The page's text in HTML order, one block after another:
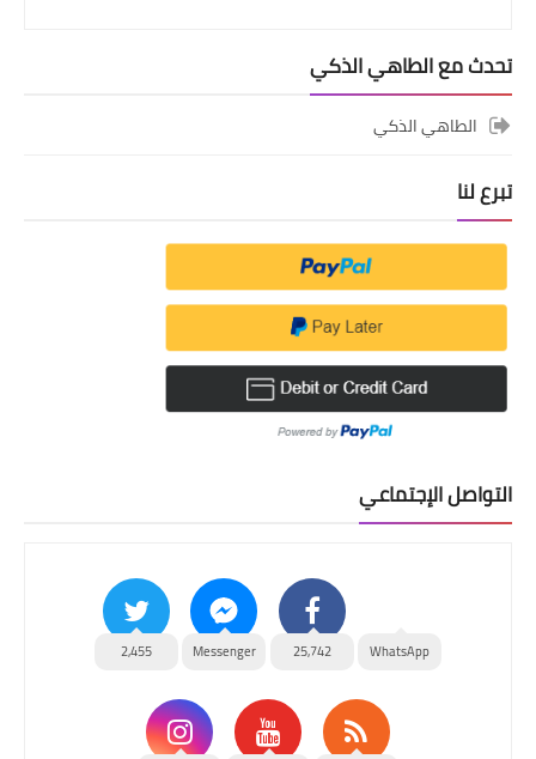
تحدث مع الطاهي الذكي
الطاهي الذكي
تبرع لنا
التواصل الإجتماعي
WhatsApp
25,742
Messenger
2,455